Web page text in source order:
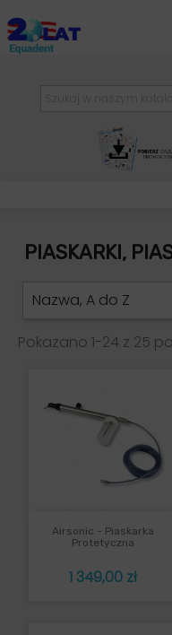
PIASKARKI,
Nazwa, A do Z
Pokazano 1-24 z 25
Airsonic - Piaskarka
Protetyczna
Cena
1 349,00 zł